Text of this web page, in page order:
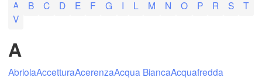
A B C D E F G I L M N O P R S
T
V
A
AbriolaAccetturaAcerenzaAcqua BiancaAcquafredda
Los Angeles
Las Vegas